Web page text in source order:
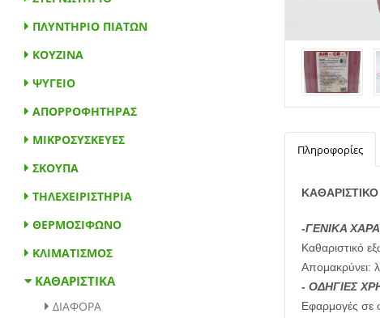
Πληροφορίες
-ΓΕΝΙΚΑ
Καθαριστικό
Απομακρύνει:
- ΟΔΗΓΙΕΣ
Εφαρμογές σε
ΠΛΥΝΤΗΡΙΟ ΠΙΑΤΩΝ
ΚΟΥΖΙΝΑ
ΨΥΓΕΙΟ
ΑΠΟΡΡΟΦΗΤΗΡΑΣ
ΜΙΚΡΟΣΥΣΚΕΥΕΣ
ΣΚΟΥΠΑ
ΤΗΛΕΧΕΙΡΙΣΤΗΡΙΑ
ΘΕΡΜΟΣΙΦΩΝΟ
ΚΛΙΜΑΤΙΣΜΟΣ
ΚΑΘΑΡΙΣΤΙΚΑ
ΔΙΑΦΟΡΑ